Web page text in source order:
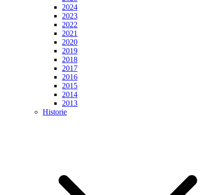
2024
2023
2022
2021
2020
2019
2018
2017
2016
2015
2014
2013
Historie